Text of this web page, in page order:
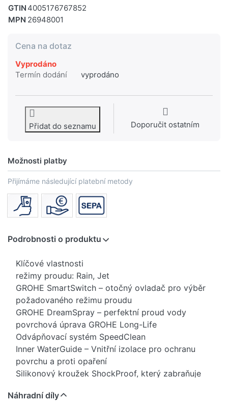
GTIN 4005176767852
MPN 26948001
Cena na dotaz
Vyprodáno
Termín dodání
vyprodáno
Přidat do seznamu Doporučit ostatním
Možnosti platby
Přijímáme následující platební metody
Podrobnosti o produktu
Klíčové vlastnosti
režimy proudu: Rain, Jet
GROHE SmartSwitch – otočný ovladač pro výběr
požadovaného režimu proudu
GROHE DreamSpray – perfektní proud vody
povrchová úprava GROHE Long-Life
Odvápňovací systém SpeedClean
Inner WaterGuide – Vnitřní izolace pro ochranu
povrchu a proti opaření
Silikonový kroužek ShockProof, který zabraňuje
univerzální instalační systém kompatibilní se všemi
Náhradní díly